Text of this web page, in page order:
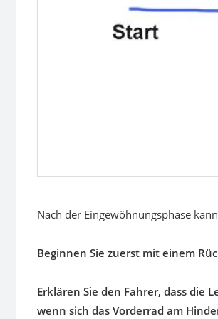
Nach der Eingewöhnungsphase
Beginnen Sie zuerst mit einem
Erklären Sie den Fahrer, dass die
wenn sich das Vorderrad am